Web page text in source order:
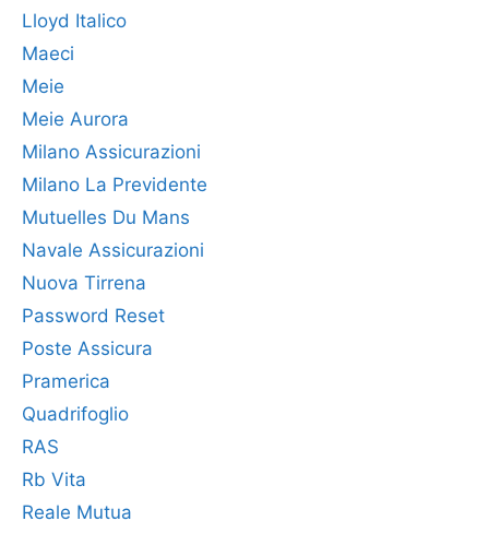
Lloyd Italico
Maeci
Meie
Meie Aurora
Milano Assicurazioni
Milano La Previdente
Mutuelles Du Mans
Navale Assicurazioni
Nuova Tirrena
Password Reset
Poste Assicura
Pramerica
Quadrifoglio
RAS
Rb Vita
Reale Mutua